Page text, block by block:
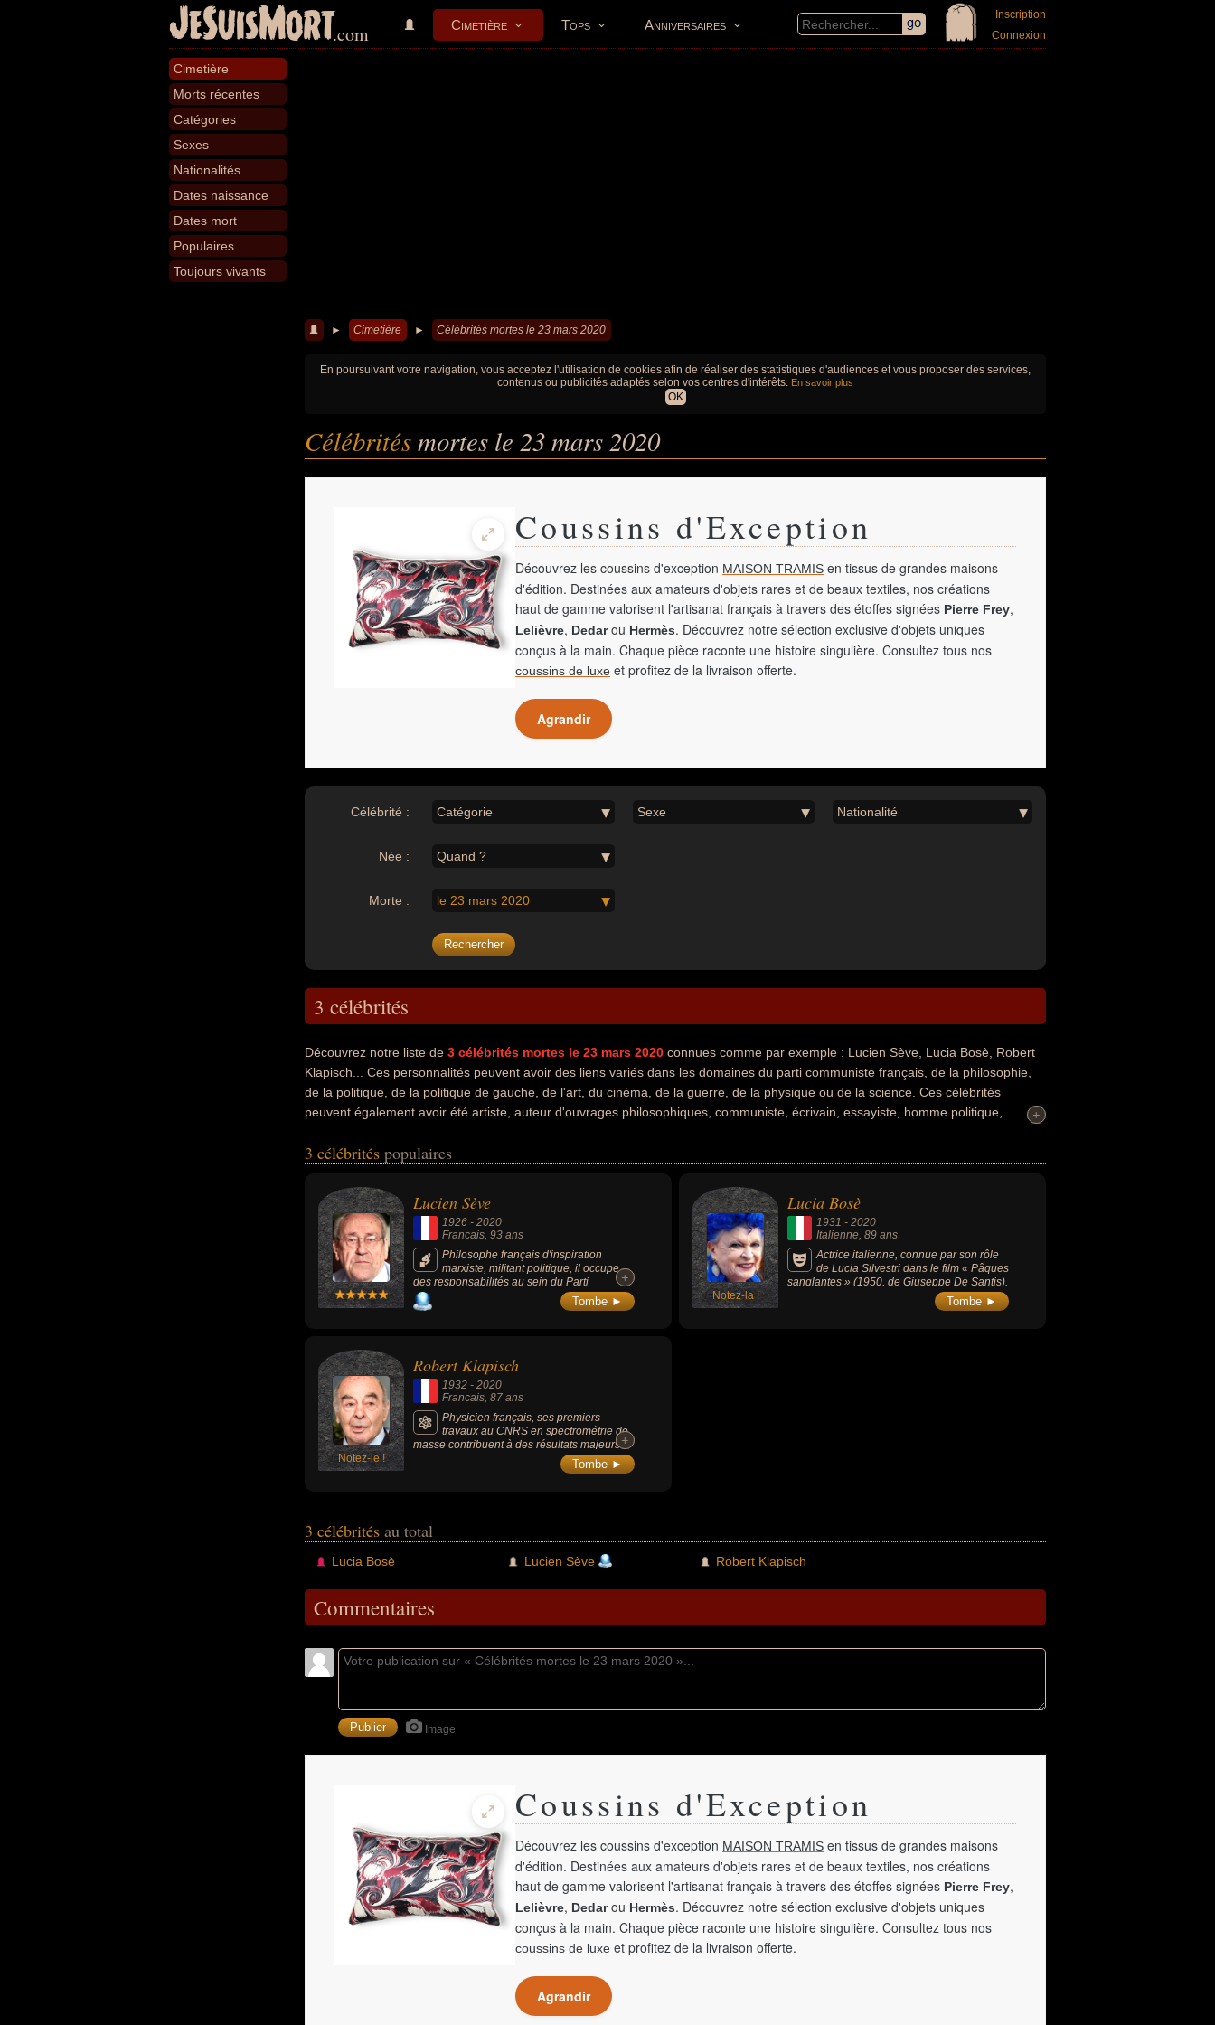
JeSuisMort.com Cimetière Tops Anniversaires
Inscription
Connexion
Cimetière
Morts récentes
Catégories
Sexes
Nationalités
Dates naissance
Dates mort
Populaires
Toujours vivants
► Cimetière ► Célébrités mortes le 23 mars 2020
En poursuivant votre navigation, vous acceptez l'utilisation de cookies afin de réaliser des statistiques d'audiences et vous proposer des services,
contenus ou publicités adaptés selon vos centres d'intérêts. En savoir plus
OK
Célébritésmortes le 23 mars 2020
Coussins d'Exception
Découvrez les coussins d'exception MAISON TRAMIS en tissus de grandes maisons
d'édition. Destinées aux amateurs d'objets rares et de beaux textiles, nos créations
haut de gamme valorisent l'artisanat français à travers des étoffes signées Pierre Frey,
Lelièvre, Dedarou Hermès. Découvrez notre sélection exclusive d'objets uniques
conçus à la main. Chaque pièce raconte une histoire singulière. Consultez tous nos
coussins de luxe et profitez de la livraison offerte.
Agrandir
Célébrité : Catégorie Sexe Nationalité
Née : Quand ?
Morte : le 23 mars 2020
3 célébrités
Découvrez notre liste de 3 célébrités mortes le 23 mars 2020 connues comme par exemple : Lucien Sève, Lucia Bosè, Robert
Klapisch... Ces personnalités peuvent avoir des liens variés dans les domaines du parti communiste français, de la philosophie,
de la politique, de la politique de gauche, de l'art, du cinéma, de la guerre, de la physique ou de la science. Ces célébrités
peuvent également avoir été artiste, auteur d'ouvrages philosophiques, communiste, écrivain, essayiste, homme politique,
leurs morts, ils peuvent avoir été francais ou italien par exemple.
+
+
3 célébrités populaires
Lucien Sève
1926 - 2020
Francais, 93 ans
Philosophe français d'inspiration
marxiste, militant politique, il occupe
des responsabilités au sein du Parti
communiste français pendant plus de 60
ans.
+
+
Tombe ► Notez-la !
Lucia Bosè
1931 -2020
Italienne, 89 ans
Actrice italienne, connue par son rôle
de Lucia Silvestri dans le film « Pâques
sanglantes » (1950, de Giuseppe De Santis).
Tombe ►
Notez-le !
Robert Klapisch
1932 - 2020
Francais, 87 ans
Physicien français, ses premiers
travaux au CNRS en spectrométrie de
masse contribuent à des résultats majeurs
en astrophysique et en physique nucléaire. Il
dirige le programme de recherche du
Meer. Il est président et fondateur de la «
Fondation Partager le Savoir » qui oeuvre en
faveur du développement durable des pays
de la Méditerranée et de l'Afrique.
+
+
Tombe ►
3 célébrités au total
Lucia Bosè Lucien Sève Robert Klapisch
Commentaires
Image
Coussins d'Exception
Découvrez les coussins d'exception MAISON TRAMIS en tissus de grandes maisons
d'édition. Destinées aux amateurs d'objets rares et de beaux textiles, nos créations
haut de gamme valorisent l'artisanat français à travers des étoffes signées Pierre Frey,
Lelièvre, Dedarou Hermès. Découvrez notre sélection exclusive d'objets uniques
conçus à la main. Chaque pièce raconte une histoire singulière. Consultez tous nos
coussins de luxe et profitez de la livraison offerte.
Agrandir